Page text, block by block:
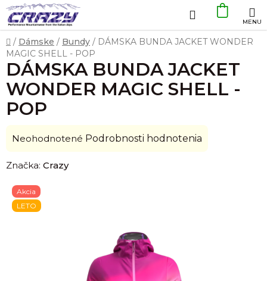
Prejsť
na
obsah
Hľadať
KOŠÍK
Domov
/ Dámske / Bundy / DÁMSKA BUNDA JACKET WONDER
MAGIC SHELL - POP
DÁMSKA BUNDA JACKET
WONDER MAGIC SHELL -
POP
Priemerné
produktu
0,0
z
Neohodnotené Podrobnosti hodnotenia
Značka: Crazy
Akcia
LETO